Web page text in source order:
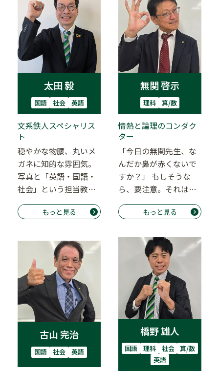
太田 毅
国語 社会 英語
文系鉄人スペシャリス
ト
穏やかな物腰、丸いメ
ガネに知的な雰囲気。
写真と「英語・国語・
社会」という担当教科
を見れば、物静かな
「文系スペシャリス
もっと見る
無関 啓示
理科 算/数
情熱と論理のコンダク
ター
「今日の無関先生、な
んだか鼻が赤くないで
すか？」 もしそうな
ら、要注意。それは彼
が『コピーロボット』
であるという秘密の
もっと見る
古山 完治
国語 社会 英語
橋野 雄人
国語 理科 社会
算/数
英語